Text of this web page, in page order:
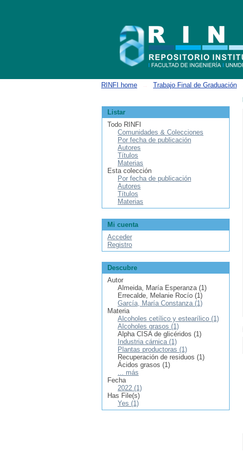
RINFI home Trabajo Final de Graduación
Listar
Todo RINFI
Comunidades & Colecciones
Por fecha de publicación
Autores
Títulos
Materias
Esta colección
Por fecha de publicación
Autores
Títulos
Materias
Mi cuenta
Acceder
Registro
Descubre
Autor
Almeida, María Esperanza (1)
Errecalde, Melanie Rocío (1)
García, María Constanza (1)
Materia
Alcoholes cetílico y estearílico (1)
Alcoholes grasos (1)
Alpha CISA de glicéridos (1)
Industria cárnica (1)
Plantas productoras (1)
Recuperación de residuos (1)
Ácidos grasos (1)
... más
Fecha
2022 (1)
Has File(s)
Yes (1)